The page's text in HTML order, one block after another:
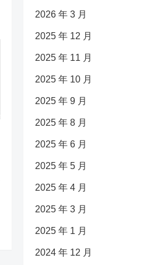
2026 年 3 月
2025 年 12 月
2025 年 11 月
2025 年 10 月
2025 年 9 月
2025 年 8 月
2025 年 6 月
2025 年 5 月
2025 年 4 月
2025 年 3 月
2025 年 1 月
2024 年 12 月